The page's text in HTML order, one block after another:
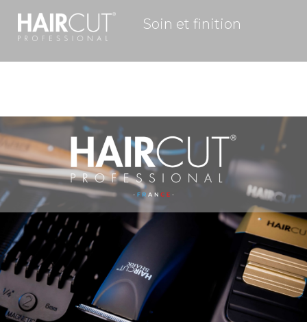
Soin et finition